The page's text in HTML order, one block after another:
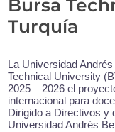
Bursa
Turquía
La Universidad
Technical University
2025 – 2026 el
internacional para
Dirigido a Directivos y
Universidad Andrés